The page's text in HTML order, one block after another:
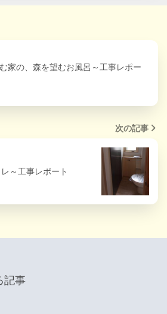
家の、森を望むお風呂～工事レポー
次の記事
～工事レポート
記事